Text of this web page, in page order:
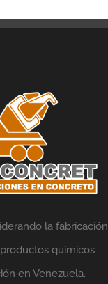
la fabricación
químicos
en Venezuela.